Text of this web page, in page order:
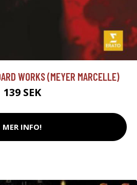
WORKS (MEYER MARCELLE)
139 SEK
MER INFO!